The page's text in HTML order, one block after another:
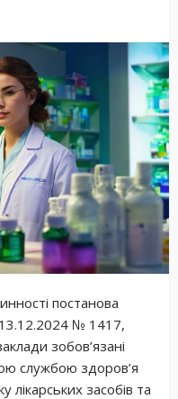
постанова
13.12.2024 № 1417,
зобов’язані
службою здоров’я
лікарських засобів та